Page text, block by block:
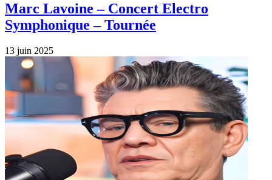
Marc Lavoine – Concert Electro
Symphonique – Tournée
13 juin 2025